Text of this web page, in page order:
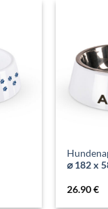
⌀ 182 x
26.90€